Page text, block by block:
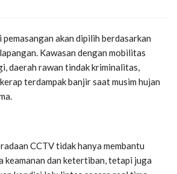
pemasangan akan dipilih berdasarkan
Kawasan dengan mobilitas
daerah rawan tindak kriminalitas,
terdampak banjir saat musim hujan
CCTV tidak hanya membantu
keamanan dan ketertiban, tetapi juga